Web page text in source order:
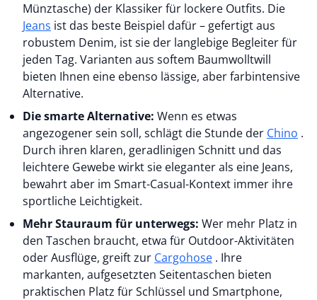
Münztasche) der Klassiker für lockere Outfits. Die
Jeans
robustem Denim, ist sie der langlebige Begleiter für
jeden Tag. Varianten aus softem Baumwolltwill
bieten Ihnen eine ebenso lässige, aber farbintensive
Alternative.
Die smarte Alternative:
angezogener sein soll, schlägt die Stunde der Chino .
Durch ihren klaren, geradlinigen Schnitt und das
leichtere Gewebe wirkt sie eleganter als eine Jeans,
bewahrt aber im Smart-Casual-Kontext immer ihre
sportliche Leichtigkeit.
Mehr Stauraum für unterwegs:
den Taschen braucht, etwa für Outdoor-Aktivitäten
oder Ausflüge, greift zur Cargohose . Ihre
markanten, aufgesetzten Seitentaschen bieten
praktischen Platz für Schlüssel und Smartphone,